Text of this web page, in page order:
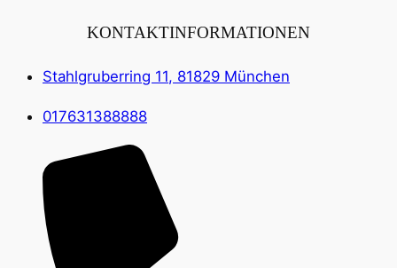
KONTAKTINFORMATIONEN
Stahlgruberring 11, 81829 München
017631388888